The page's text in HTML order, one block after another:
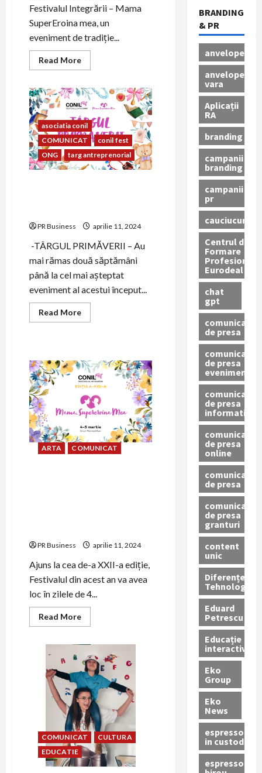
Festivalul Integrării – Mama
SuperEroina mea, un
eveniment de tradiție...
Read MoreRead
more
Fest,
Festivalul
Integrării
–
Mama
SuperEroina
mea
asociatia conil
COMUNICAT
conil fest
ONG
targ antreprenorial
PR Business aprilie 11, 2024
-TÂRGUL PRIMĂVERII – Au
mai rămas două săptămâni
până la cel mai așteptat
eveniment al acestui început...
Read MoreRead
more
unește
forțele
pentru
CONIL
FEST,
Festivalul
Integrării
ARTA COMUNICAT
PR Business aprilie 11, 2024
Ajuns la cea de-a XXII-a ediție,
Festivalul din acest an va avea
loc în zilele de 4...
Read MoreRead
more
iși
unește
forțele
pentru
CONIL
FEST,
Festivalul
Integrarii,
Mama,
supereroina
mea!
Targul
Primaverii
COMUNICAT
CULTURA
EDUCATIE
BRANDING
& PR
anvelope
anvelope
vara
Aplicații
RA
branding
campanii
branding
campanii
pr
cauciucuri
Centrul de
Formare
Profesionala
Eurodeal
chat
gpt
comunicat
de presa
comunicat
de presa
eveniment
comunicat
de presa
informativ
comunicat
de presa
online
comunicate
de presa
comunicate
de presa
granturi
content
unic
Diferențe
Tehnologice
Eduard
Petrescu
Educație
interactivă
Eko
Group
Eko
News
espressoare
in custodie
espressor